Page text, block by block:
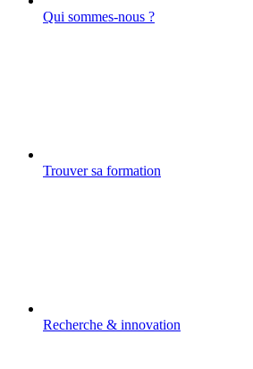
Qui sommes-nous ?
Trouver sa formation
Recherche & innovation